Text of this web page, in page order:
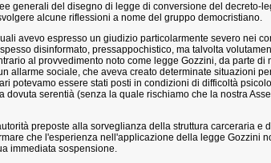
generali del disegno di legge di conversione del decreto-
alcune riflessioni a nome del gruppo democristiano.
avevo espresso un giudizio particolarmente severo nei
disinformato, pressappochistico, ma talvolta
al provvedimento noto come legge Gozzini, da parte di
allarme sociale, che aveva creato determinate situazioni
potevamo essere stati posti in condizioni di difficoltà
dovuta serentià (senza la quale rischiamo che la nostra
preposte alla sorveglianza della struttura carceraria e
che l'esperienza nell'applicazione della legge Gozzini
immediata sospensione.